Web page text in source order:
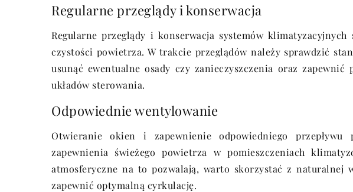
Regularne przeglądy i konserwacja
Regularne przeglądy i konserwacja systemów
czystości powietrza. W trakcie przeglądów należy sprawdzić
usunąć ewentualne osady czy zanieczyszczenia oraz zapewnić
układów sterowania.
Odpowiednie wentylowanie
Otwieranie okien i zapewnienie odpowiedniego
zapewnienia świeżego powietrza w pomieszczeniach
atmosferyczne na to pozwalają, warto skorzystać z naturalnej
zapewnić optymalną cyrkulację.